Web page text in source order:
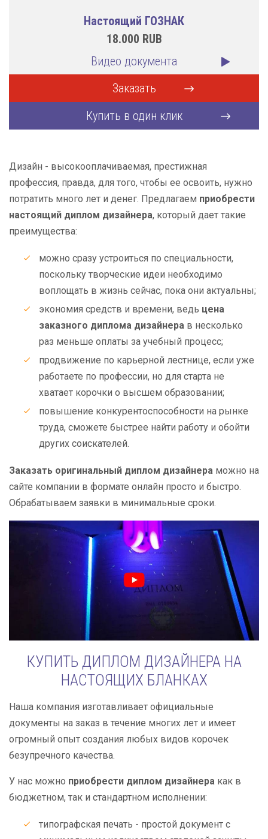
Настоящий ГОЗНАК
18.000 RUB
Видео документа
Заказать
Купить в один клик
Дизайн - высокооплачиваемая, престижная
профессия, правда, для того, чтобы ее освоить, нужно
потратить много лет и денег. Предлагаем приобрести
настоящий диплом дизайнера, который дает такие
преимущества:
можно сразу устроиться по специальности,
поскольку творческие идеи необходимо
воплощать в жизнь сейчас, пока они актуальны;
экономия средств и времени, ведь цена
заказного диплома дизайнера в несколько
раз меньше оплаты за учебный процесс;
продвижение по карьерной лестнице, если уже
работаете по профессии, но для старта не
хватает корочки о высшем образовании;
повышение конкурентоспособности на рынке
труда, сможете быстрее найти работу и обойти
других соискателей.
Заказать оригинальный диплом дизайнера можно на
сайте компании в формате онлайн просто и быстро.
Обрабатываем заявки в минимальные сроки.
КУПИТЬ ДИПЛОМ ДИЗАЙНЕРА НА
НАСТОЯЩИХ БЛАНКАХ
Наша компания изготавливает официальные
документы на заказ в течение многих лет и имеет
огромный опыт создания любых видов корочек
безупречного качества.
У нас можно приобрести диплом дизайнера как в
бюджетном, так и стандартном исполнении:
типографская печать - простой документ с